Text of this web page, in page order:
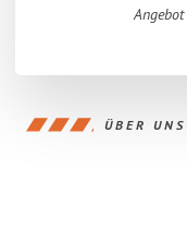
Angebot
ÜBER UNS